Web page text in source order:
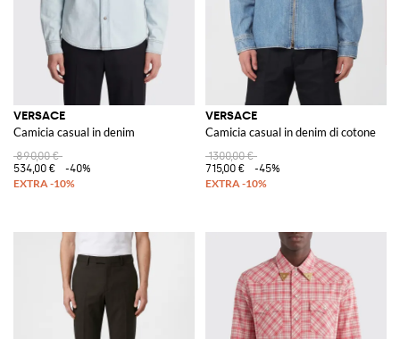
VERSACE
Camicia casual in denim
890,00 €
534,00 €
-40%
VERSACE
Camicia casual in denim di cotone
1300,00 €
715,00 €
-45%